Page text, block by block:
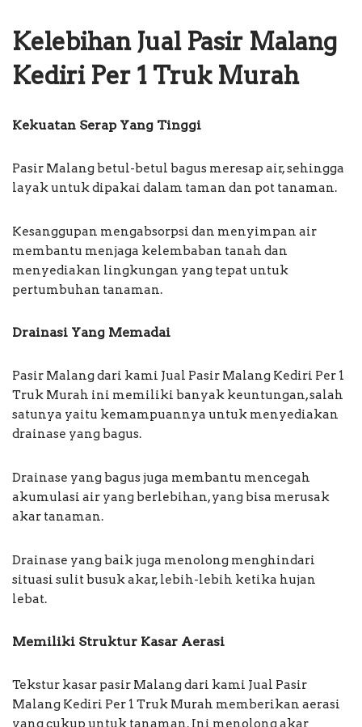
Kelebihan Jual Pasir Malang
Kediri Per 1 Truk Murah
Kekuatan Serap Yang Tinggi
Pasir Malang betul-betul bagus meresap air, sehingga
layak untuk dipakai dalam taman dan pot tanaman.
Kesanggupan mengabsorpsi dan menyimpan air
membantu menjaga kelembaban tanah dan
menyediakan lingkungan yang tepat untuk
pertumbuhan tanaman.
Drainasi Yang Memadai
Pasir Malang dari kami Jual Pasir Malang Kediri Per 1
Truk Murah ini memiliki banyak keuntungan, salah
satunya yaitu kemampuannya untuk menyediakan
drainase yang bagus.
Drainase yang bagus juga membantu mencegah
akumulasi air yang berlebihan, yang bisa merusak
akar tanaman.
Drainase yang baik juga menolong menghindari
situasi sulit busuk akar, lebih-lebih ketika hujan
lebat.
Memiliki Struktur Kasar Aerasi
Tekstur kasar pasir Malang dari kami Jual Pasir
Malang Kediri Per 1 Truk Murah memberikan aerasi
yang cukup untuk tanaman. Ini menolong akar